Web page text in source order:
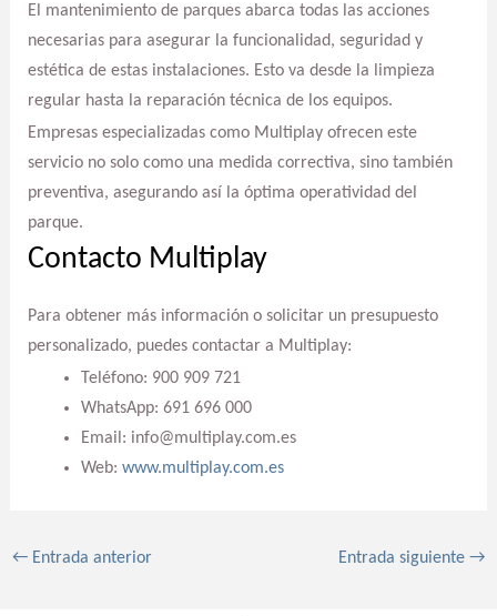
El mantenimiento de parques abarca todas las acciones
necesarias para asegurar la funcionalidad, seguridad y
estética de estas instalaciones. Esto va desde la limpieza
regular hasta la reparación técnica de los equipos.
Empresas especializadas como Multiplay ofrecen este
servicio no solo como una medida correctiva, sino también
preventiva, asegurando así la óptima operatividad del
parque.
Contacto Multiplay
Para obtener más información o solicitar un presupuesto
personalizado, puedes contactar a Multiplay:
Teléfono: 900 909 721
WhatsApp: 691 696 000
Email: info@multiplay.com.es
Web: www.multiplay.com.es
←Entrada anterior Entrada siguiente→